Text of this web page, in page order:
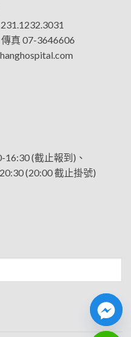
真 07-3646606
(截止報到)、
(20:00 截止掛號)